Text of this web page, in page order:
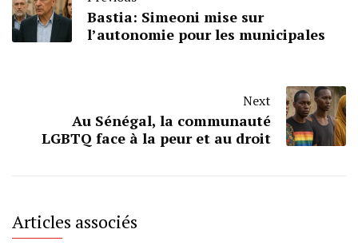
Bastia: Simeoni mise sur
l’autonomie pour les municipales
Next
Au Sénégal, la communauté
LGBTQ face à la peur et au droit
Articles associés